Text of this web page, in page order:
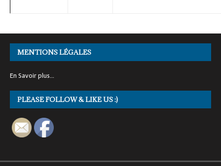
MENTIONS LÉGALES
En Savoir plus…
PLEASE FOLLOW & LIKE US :)